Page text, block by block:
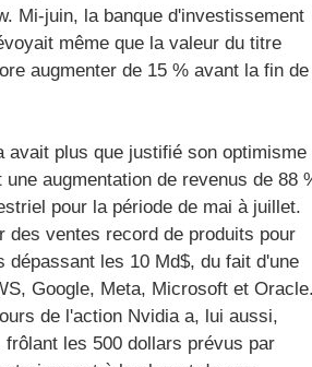
Mi-juin, la banque d'investissement
même que la valeur du titre
augmenter de 15 % avant la fin de
avait plus que justifié son optimisme
une augmentation de revenus de 88
pour la période de mai à juillet.
des ventes record de produits pour
dépassant les 10 Md$, du fait d'une
Google, Meta, Microsoft et
de l'action Nvidia a, lui aussi,
frôlant les 500 dollars prévus par